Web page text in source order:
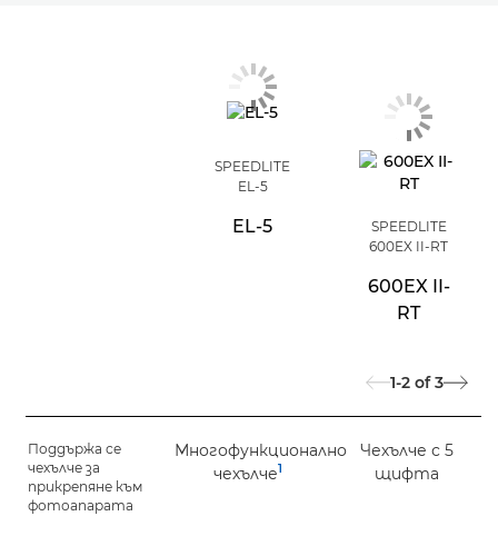
SPEEDLITE
EL-5
EL-5
SPEEDLITE
600EX II-RT
600EX II-
RT
1-2 of 3
Поддържа се
чехълче за
прикрепяне към
фотоапарата
Многофункционално
чехълче1
Чехълче с 5
щифта